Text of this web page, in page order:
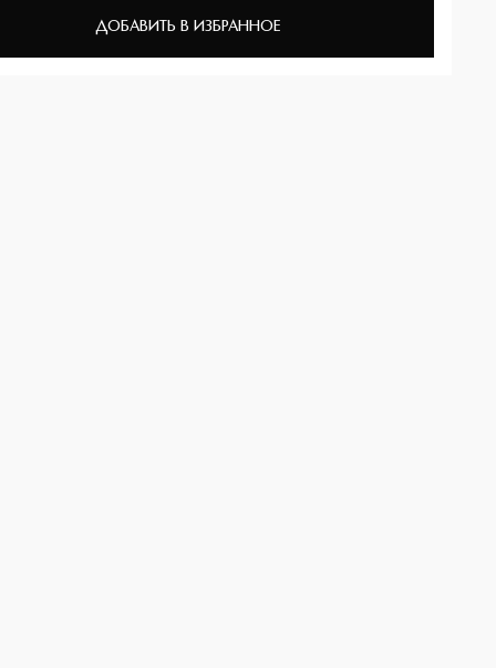
ДОБАВИТЬ В ИЗБРАННОЕ